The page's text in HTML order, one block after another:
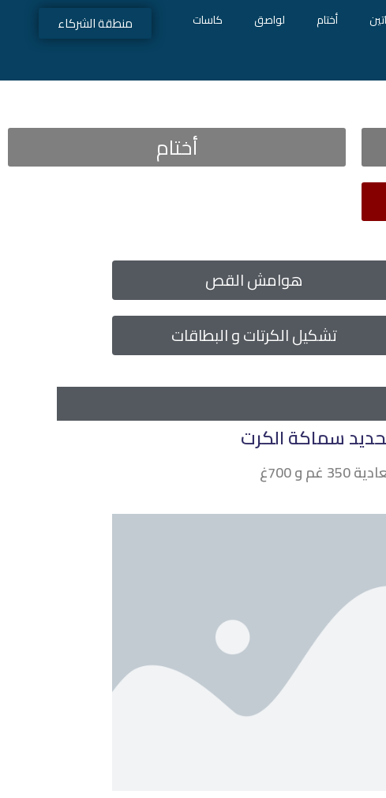
أختام لواصق
كاسات
منطقة الشركاء
أختام
هوامش القص
تشكيل الكرتات و البطاقات
تحديد سماكة الكرت
و 700غ